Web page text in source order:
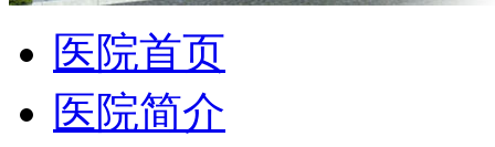
医院首页
医院简介